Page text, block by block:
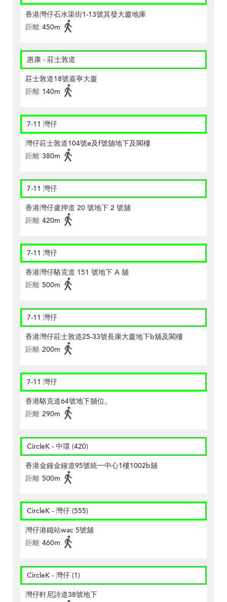
香港灣仔石水渠街1-13號其發大廈地庫
距離 450m
惠康 - 莊士敦道
莊士敦道18號嘉寧大廈
距離 140m
7-11 灣仔
灣仔莊士敦道104號e及f號舖地下及閣樓
距離 380m
7-11 灣仔
香港灣仔盧押道 20 號地下 2 號舖
距離 420m
7-11 灣仔
香港灣仔駱克道 151 號地下 A 舖
距離 500m
7-11 灣仔
香港灣仔莊士敦道25-33號長康大廈地下b舖及閣樓
距離 200m
7-11 灣仔
香港駱克道64號地下舖位。
距離 290m
CircleK - 中環 (420)
香港金鐘金鐘道95號統一中心1樓1002b舖
距離 500m
CircleK - 灣仔 (555)
灣仔港鐵站wac 5號舖
距離 460m
CircleK - 灣仔 (1)
灣仔軒尼詩道38號地下